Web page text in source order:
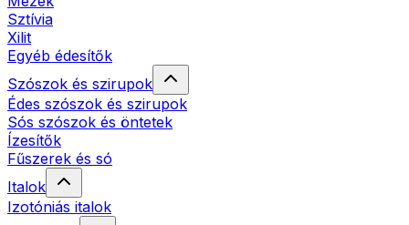
Sztívia
Xilit
Egyéb édesítők
Szószok és szirupok
Édes szószok és szirupok
Sós szószok és öntetek
Ízesítők
Fűszerek és só
Italok
Izotóniás italok